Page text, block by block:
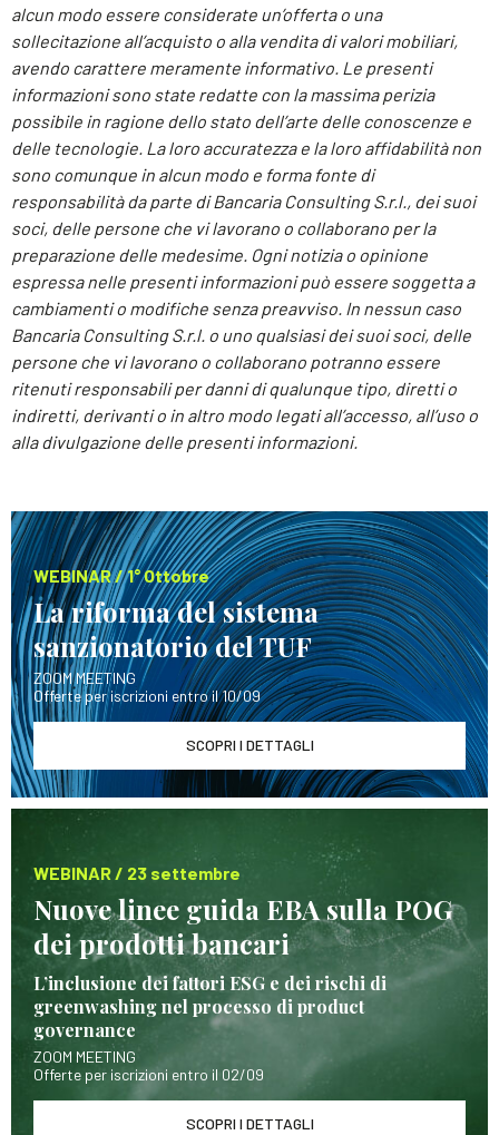
alcun modo essere considerate un’offerta o una
sollecitazione all’acquisto o alla vendita di valori mobiliari,
avendo carattere meramente informativo. Le presenti
informazioni sono state redatte con la massima perizia
possibile in ragione dello stato dell’arte delle conoscenze e
delle tecnologie. La loro accuratezza e la loro affidabilità non
sono comunque in alcun modo e forma fonte di
responsabilità da parte di Bancaria Consulting S.r.l., dei suoi
soci, delle persone che vi lavorano o collaborano per la
preparazione delle medesime. Ogni notizia o opinione
espressa nelle presenti informazioni può essere soggetta a
cambiamenti o modifiche senza preavviso. In nessun caso
Bancaria Consulting S.r.l. o uno qualsiasi dei suoi soci, delle
persone che vi lavorano o collaborano potranno essere
ritenuti responsabili per danni di qualunque tipo, diretti o
indiretti, derivanti o in altro modo legati all’accesso, all’uso o
alla divulgazione delle presenti informazioni.
WEBINAR / 1° Ottobre
La riforma del sistema
sanzionatorio del TUF
ZOOM MEETING
Offerte per iscrizioni entro il 10/09
SCOPRI I DETTAGLI
WEBINAR / 23 settembre
Nuove linee guida EBA sulla POG
dei prodotti bancari
L’inclusione dei fattori ESG e dei rischi di
greenwashing nel processo di product
governance
ZOOM MEETING
Offerte per iscrizioni entro il 02/09
SCOPRI I DETTAGLI